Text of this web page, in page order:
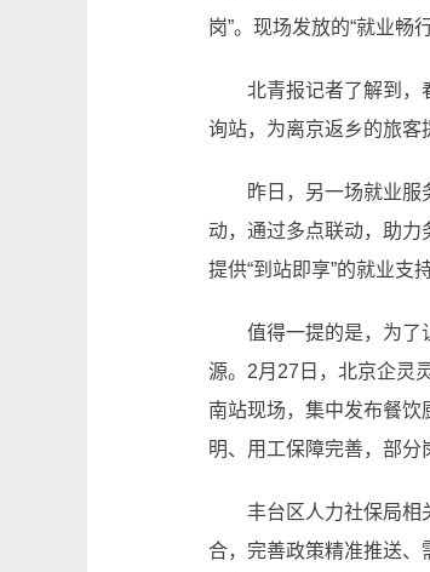
岗”。现场发放的“就业畅
北青报记者了解到，春
询站，为离京返乡的旅客
昨日，另一场就业服务
动，通过多点联动，助力
提供“到站即享”的就业支持
值得一提的是，为了让
源。2月27日，北京企灵
南站现场，集中发布餐
明、用工保障完善，部分
丰台区人力社保局相关
合，完善政策精准推送、